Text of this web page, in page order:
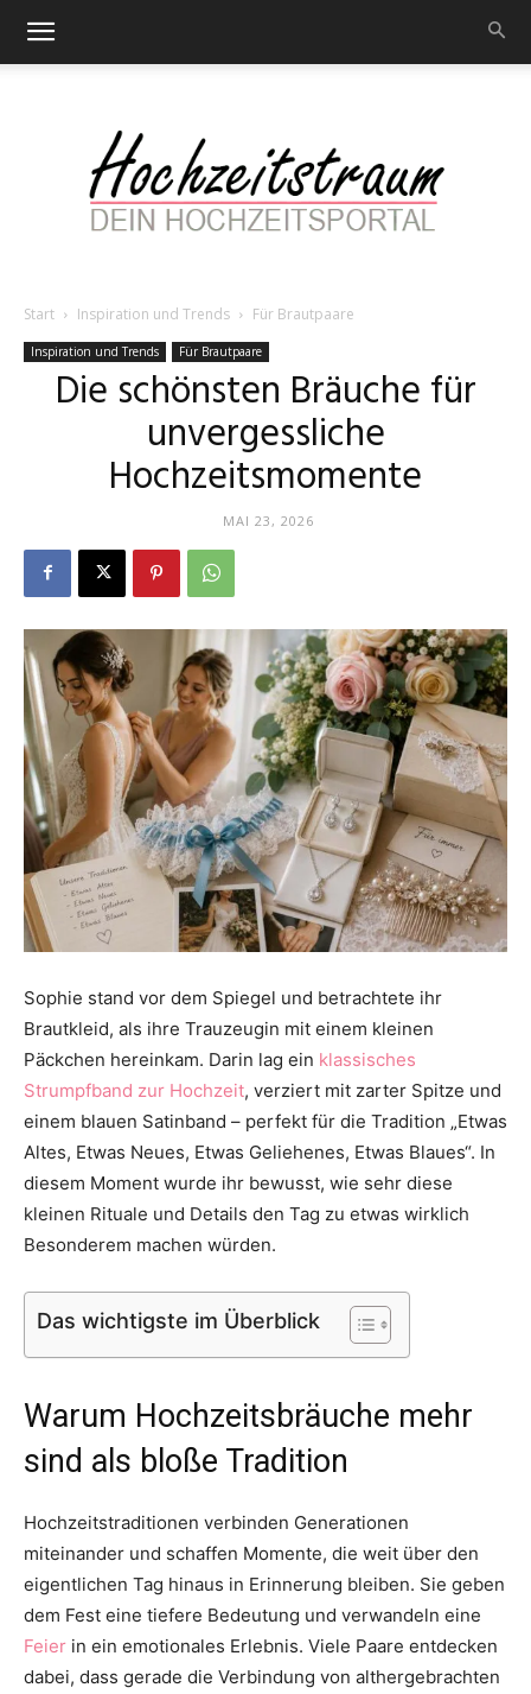
Hochzeitstraum
–
Portal
rund
um
Thema
Hochzeit
Start Inspiration und Trends Für Brautpaare
Inspiration und Trends Für Brautpaare
Die schönsten Bräuche für
unvergessliche
Hochzeitsmomente
MAI 23, 2026
Sophie stand vor dem Spiegel und betrachtete ihr
Brautkleid, als ihre Trauzeugin mit einem kleinen
Päckchen hereinkam. Darin lag ein klassisches
Strumpfband zur Hochzeit, verziert mit zarter Spitze und
einem blauen Satinband – perfekt für die Tradition „Etwas
Altes, Etwas Neues, Etwas Geliehenes, Etwas Blaues“. In
diesem Moment wurde ihr bewusst, wie sehr diese
kleinen Rituale und Details den Tag zu etwas wirklich
Besonderem machen würden.
Das wichtigste im Überblick
Warum Hochzeitsbräuche mehr
sind als bloße Tradition
Hochzeitstraditionen verbinden Generationen
miteinander und schaffen Momente, die weit über den
eigentlichen Tag hinaus in Erinnerung bleiben. Sie geben
dem Fest eine tiefere Bedeutung und verwandeln eine
Feier in ein emotionales Erlebnis. Viele Paare entdecken
dabei, dass gerade die Verbindung von althergebrachten